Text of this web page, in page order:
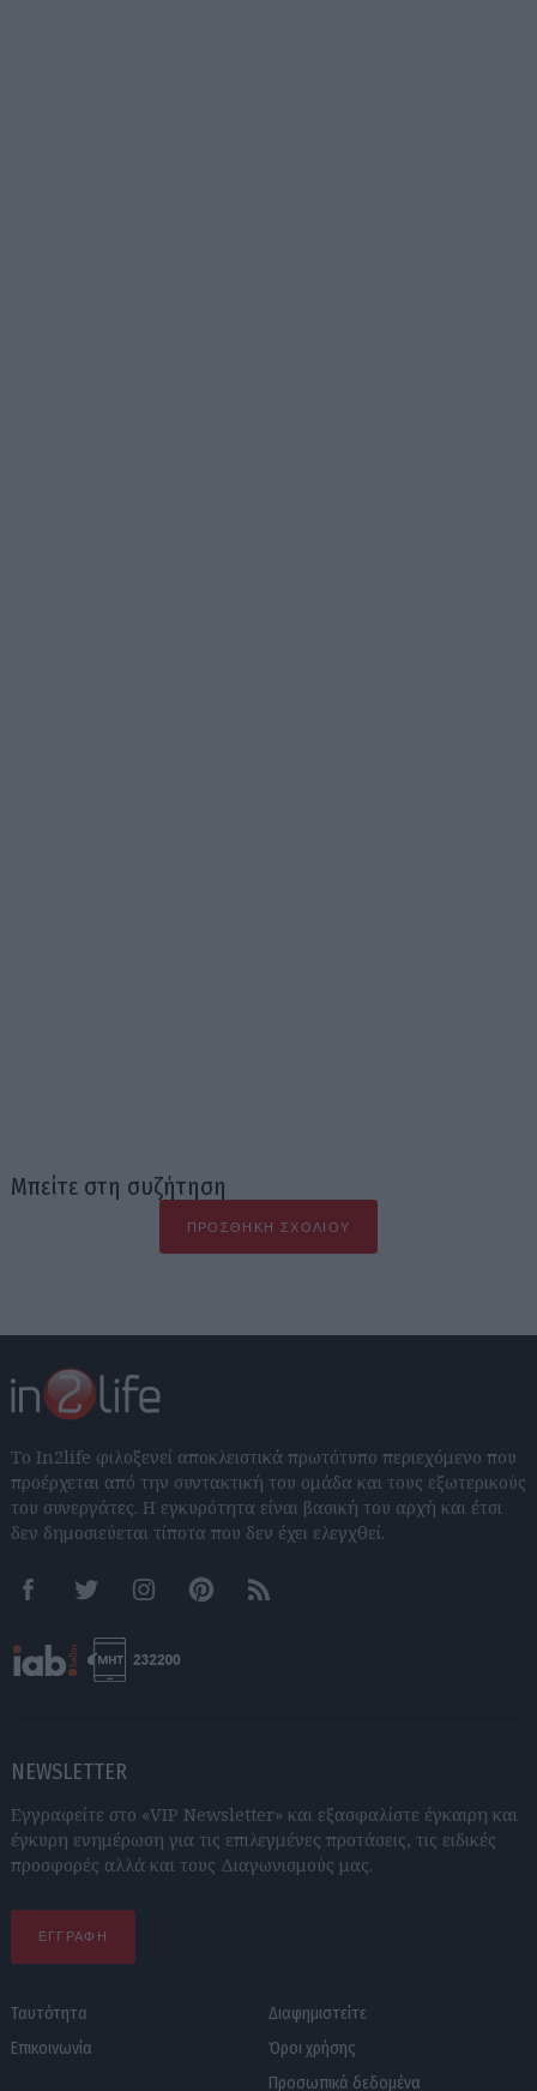
Μπείτε στη συζήτηση
ΠΡΟΣΘΉΚΗ ΣΧΟΛΊΟΥ
Το In2life φιλοξενεί αποκλειστικά πρωτότυπο περιεχόμενο που
προέρχεται από την συντακτική του ομάδα και τους εξωτερικούς
του συνεργάτες. Η εγκυρότητα είναι βασική του αρχή και έτσι
δεν δημοσιεύεται τίποτα που δεν έχει ελεγχθεί.
FacebookTwitter InstagramPinterestRSS feeds
NEWSLETTER
Εγγραφείτε στο «VIP Newsletter» και εξασφαλίστε έγκαιρη και
έγκυρη ενημέρωση για τις επιλεγμένες προτάσεις, τις ειδικές
προσφορές αλλά και τους Διαγωνισμούς μας.
ΕΓΓΡΑΦΗ
Ταυτότητα
Επικοινωνία
Διαφημιστείτε
Όροι χρήσης
Προσωπικά δεδομένα